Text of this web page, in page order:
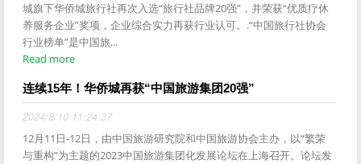
城旗下华侨城旅行社再次入选“旅行社品牌20强”，并荣获“优质疗休
养服务企业”奖项，企业综合实力再获行业认可。.“中国旅行社协会
行业榜单”是中国旅...
Read more
连续15年！华侨城再获“中国旅游集团20强”
2024/8/10 11:24:37
12月11日-12日，由中国旅游研究院和中国旅游协会主办，以“繁荣
与重构”为主题的2023中国旅游集团化发展论坛在上海召开。论坛发